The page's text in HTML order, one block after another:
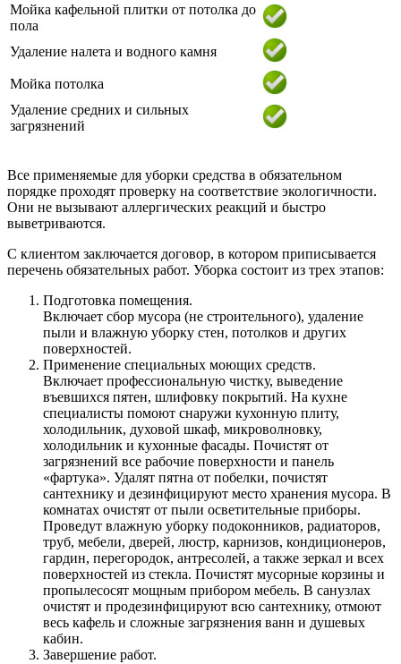
Мойка кафельной плитки от потолка до
пола
Удаление налета и водного камня
Мойка потолка
Удаление средних и сильных
загрязнений
Все применяемые для уборки средства в обязательном
порядке проходят проверку на соответствие экологичности.
Они не вызывают аллергических реакций и быстро
выветриваются.
С клиентом заключается договор, в котором приписывается
перечень обязательных работ. Уборка состоит из трех этапов:
Подготовка помещения.
Включает сбор мусора (не строительного), удаление
пыли и влажную уборку стен, потолков и других
поверхностей.
Применение специальных моющих средств.
Включает профессиональную чистку, выведение
въевшихся пятен, шлифовку покрытий. На кухне
специалисты помоют снаружи кухонную плиту,
холодильник, духовой шкаф, микроволновку,
холодильник и кухонные фасады. Почистят от
загрязнений все рабочие поверхности и панель
«фартука». Удалят пятна от побелки, почистят
сантехнику и дезинфицируют место хранения мусора. В
комнатах очистят от пыли осветительные приборы.
Проведут влажную уборку подоконников, радиаторов,
труб, мебели, дверей, люстр, карнизов, кондиционеров,
гардин, перегородок, антресолей, а также зеркал и всех
поверхностей из стекла. Почистят мусорные корзины и
пропылесосят мощным прибором мебель. В санузлах
очистят и продезинфицируют всю сантехнику, отмоют
весь кафель и сложные загрязнения ванн и душевых
кабин.
Завершение работ.